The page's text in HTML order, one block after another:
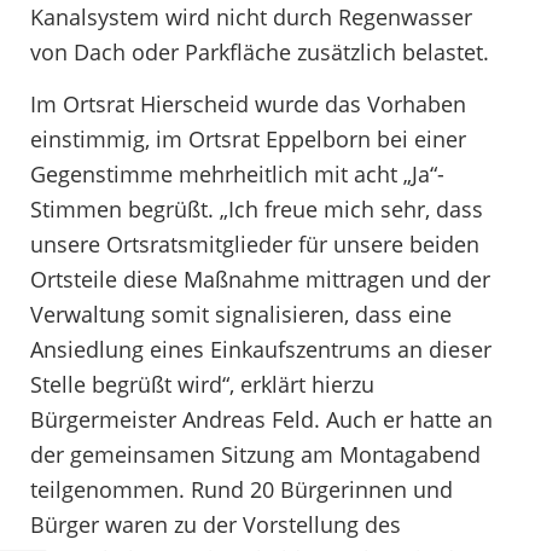
Kanalsystem wird nicht durch Regenwasser
von Dach oder Parkfläche zusätzlich belastet.
Im Ortsrat Hierscheid wurde das Vorhaben
einstimmig, im Ortsrat Eppelborn bei einer
Gegenstimme mehrheitlich mit acht „Ja“-
Stimmen begrüßt. „Ich freue mich sehr, dass
unsere Ortsratsmitglieder für unsere beiden
Ortsteile diese Maßnahme mittragen und der
Verwaltung somit signalisieren, dass eine
Ansiedlung eines Einkaufszentrums an dieser
Stelle begrüßt wird“, erklärt hierzu
Bürgermeister Andreas Feld. Auch er hatte an
der gemeinsamen Sitzung am Montagabend
teilgenommen. Rund 20 Bürgerinnen und
Bürger waren zu der Vorstellung des